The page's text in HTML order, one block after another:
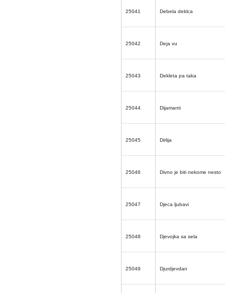
25041 Debela deklca
25042 Deja vu
25043 Dekleta pa taka
25044 Dijamanti
25045 Dirlija
25046 Divno je biti nekome nesto
25047 Djeca ljubavi
25048 Djevojka sa sela
25049 Djurdjevdan